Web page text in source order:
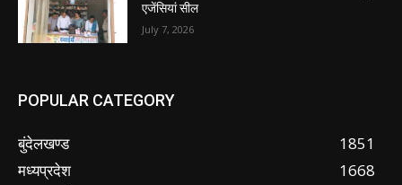
एजेंसियां सील
July 7, 2026
POPULAR CATEGORY
बुंदेलखण्ड
1851
मध्यप्रदेश
1668